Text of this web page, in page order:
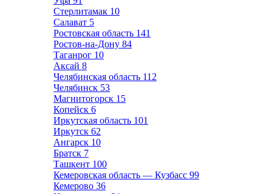
Стерлитамак 10
Салават 5
Ростовская область 141
Ростов-на-Дону 84
Таганрог 10
Аксай 8
Челябинская область 112
Челябинск 53
Магнитогорск 15
Копейск 6
Иркутская область 101
Иркутск 62
Ангарск 10
Братск 7
Ташкент 100
Кемеровская область — Кузбасс 99
Кемерово 36